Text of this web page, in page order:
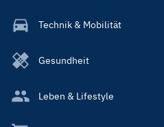
Technik & Mobilität
Gesundheit
Leben & Lifestyle